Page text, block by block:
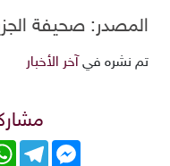
المصدر: صحيفة
تم نشره في آخر الأخبار
Messenger